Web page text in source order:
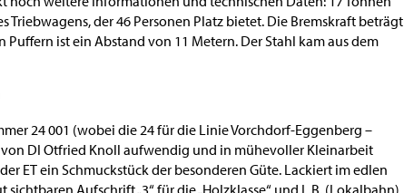
Triebwagens, der 46 Personen Platz bietet. Die Bremskraft beträgt
Puffern ist ein Abstand von 11 Metern. Der Stahl kam aus dem
24 001 (wobei die 24 für die Linie Vorchdorf-Eggenberg –
DI Otfried Knoll aufwendig und in mühevoller Kleinarbeit
ET ein Schmuckstück der besonderen Güte. Lackiert im edlen
Aufschrift „3“ für die „Holzklasse“ und L.B. (Lokalbahn)